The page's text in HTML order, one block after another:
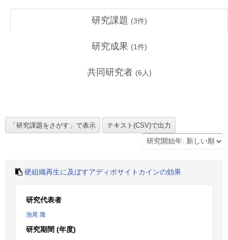
研究課題 (3件)
研究成果 (1件)
共同研究者 (6 人)
硬組織再生に及ぼすアディポサイトカインの効果
研究代表者
池尾 隆
研究期間 (年度)